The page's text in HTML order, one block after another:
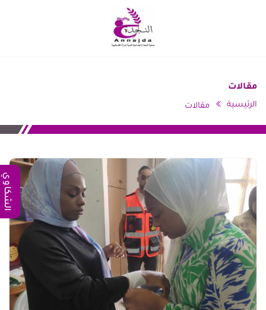
الشكاوي
مقالات
الرئيسية مقالات